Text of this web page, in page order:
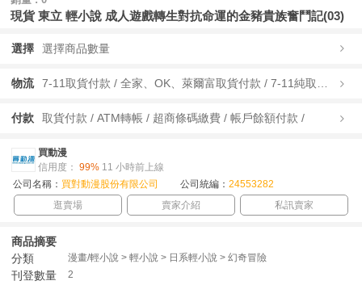
現貨 東立 輕小說 成人遊戲轉生對抗命運的金豬貴族奮鬥記(03)
選擇 選擇商品數量
物流
付款 取貨付款 / ATM轉帳 / 超商條碼繳費 / 帳戶餘額付款 /
買動漫
信用度： 99% 11 小時前上線
公司名稱： 買對動漫股份有限公司 公司統編： 24553282
逛賣場
賣家介紹 私訊賣家
商品摘要
分類
漫畫/輕小說 > 輕小說 > 日系輕小說 > 幻奇冒險
刊登數量 2